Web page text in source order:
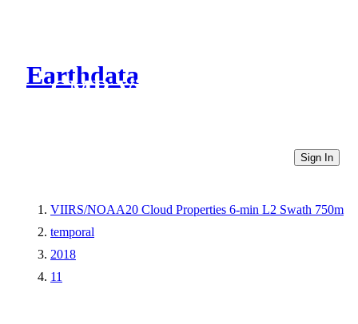
Earthdata
CMR Virtual Directories
Sign In
VIIRS/NOAA20 Cloud Properties 6-min L2 Swath 750m
temporal
2018
11